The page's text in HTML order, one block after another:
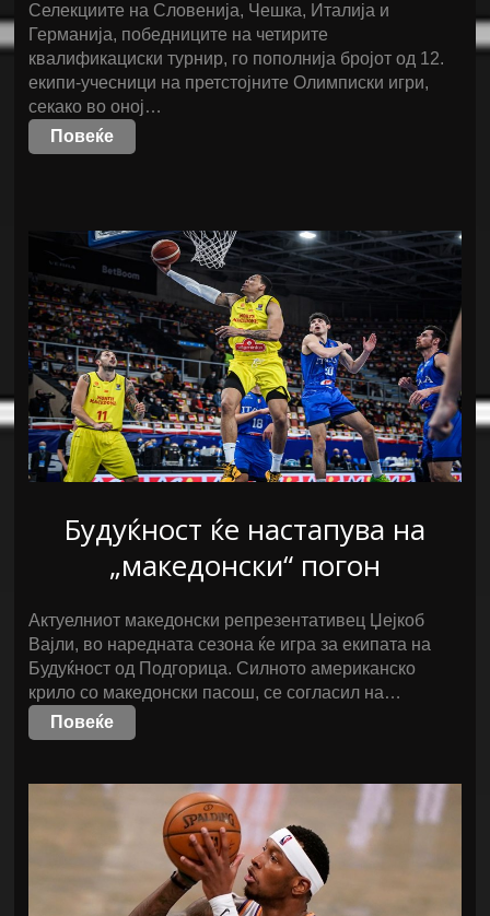
Селекциите на Словенија, Чешка, Италија и
Германија, победниците на четирите
квалификациски турнир, го пополнија бројот од 12.
екипи-учесници на претстојните Олимписки игри,
секако во оној…
Повеќе
Будуќност ќе настапува на
„македонски“ погон
Актуелниот македонски репрезентативец Џејкоб
Вајли, во наредната сезона ќе игра за екипата на
Будуќност од Подгорица. Силното американско
крило со македонски пасош, се согласил на…
Повеќе